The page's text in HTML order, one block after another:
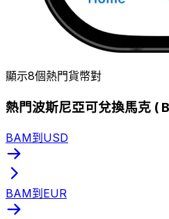
顯示8個熱門貨幣對
熱門波斯尼亞可兌換馬克 (
BAM到USD
BAM到EUR